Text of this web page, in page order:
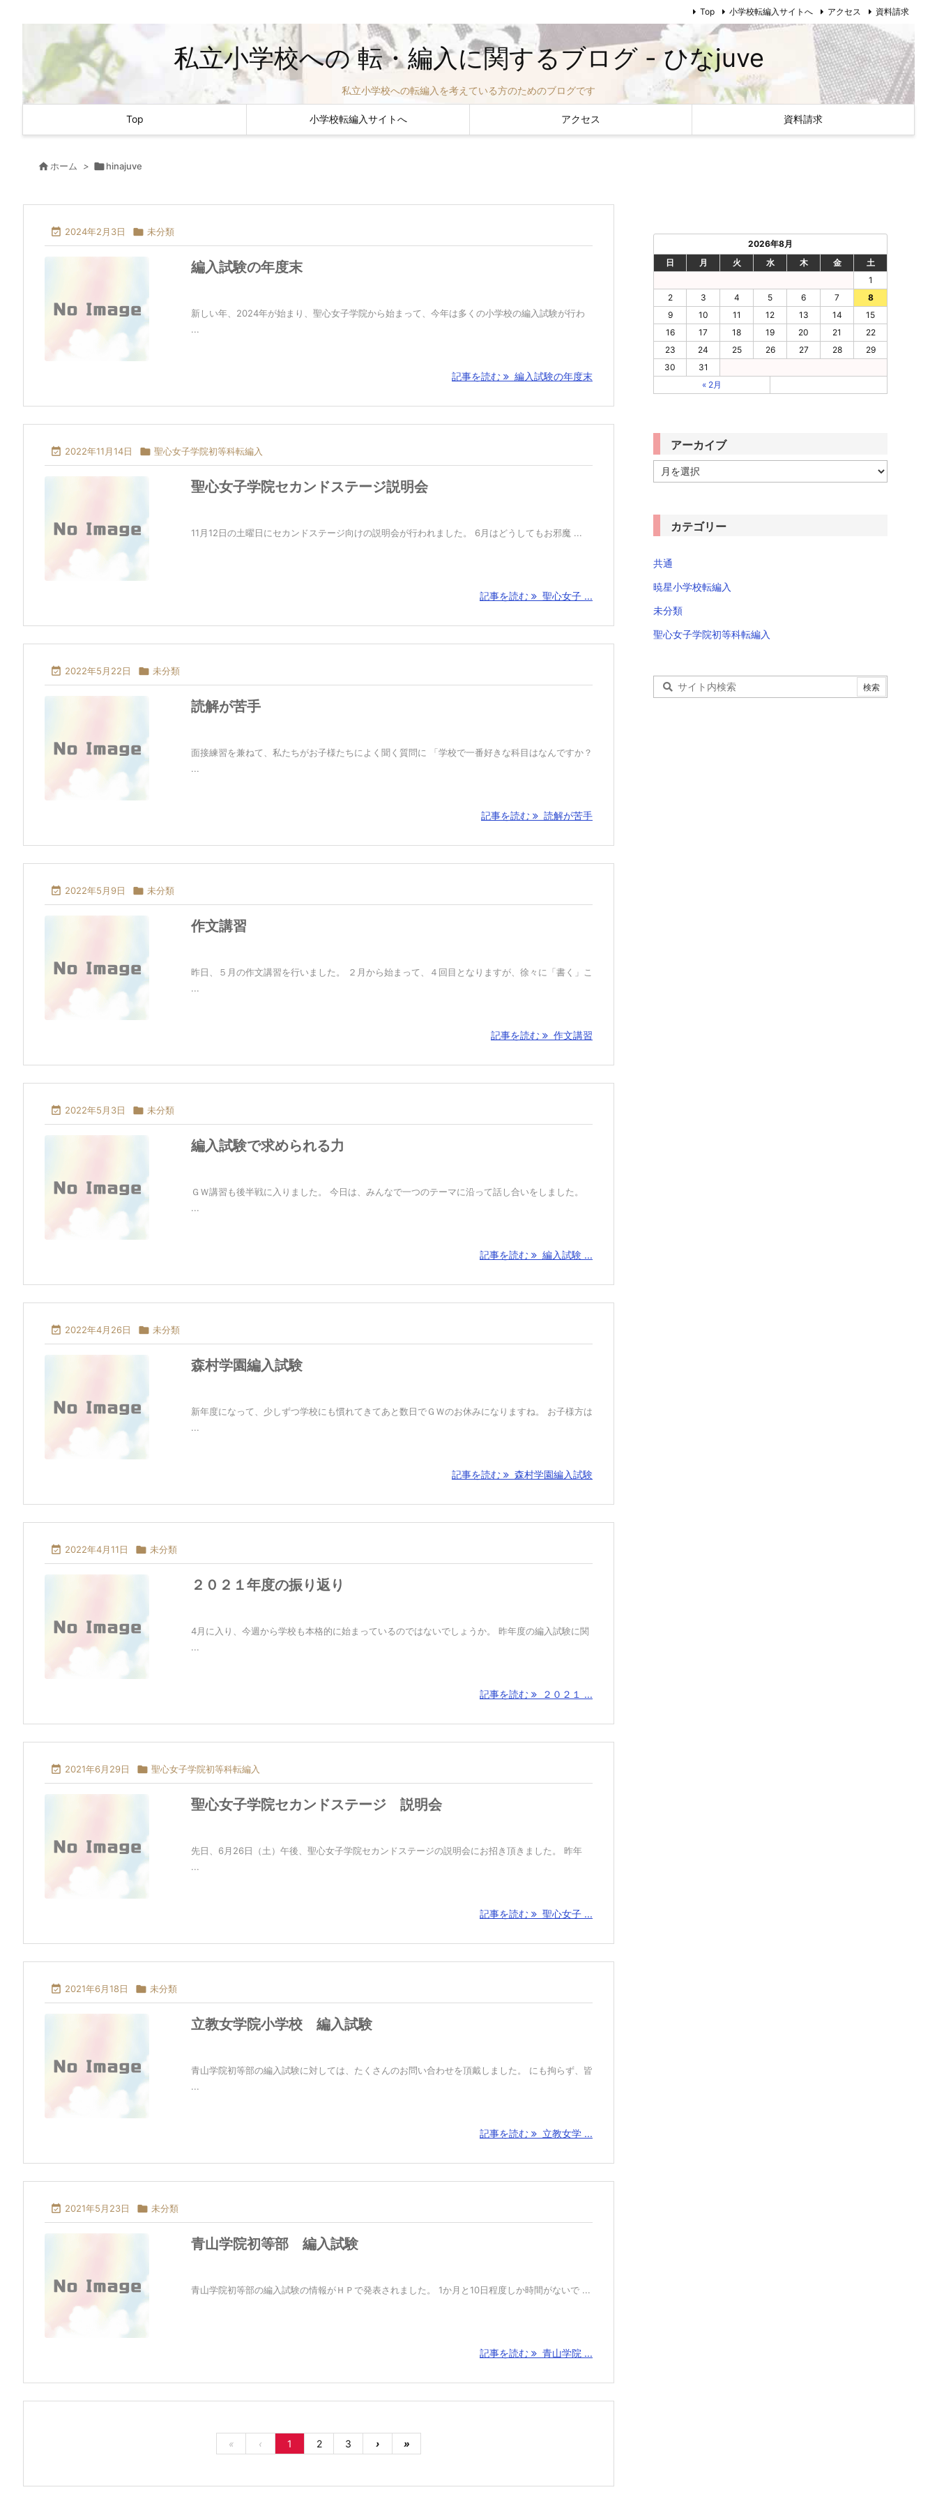
私立小学校への 転・編入に関するブログ - ひなjuve
私立小学校への転編入を考えている方のためのブログです
Top 小学校転編入サイトへ アクセス 資料請求
Top 小学校転編入サイトへ アクセス 資料請求
 ホーム > hinajuve
 2024年2月3日  未分類
編入試験の年度末
新しい年、2024年が始まり、聖心女子学院から始まって、今年は多くの小学校の編入試験が行わ
...
記事を読む 編入試験の年度末
 2022年11月14日  聖心女子学院初等科転編入
聖心女子学院セカンドステージ説明会
11月12日の土曜日にセカンドステージ向けの説明会が行われました。 6月はどうしてもお邪魔 ...
記事を読む 聖心女子 ...
 2022年5月22日  未分類
読解が苦手
面接練習を兼ねて、私たちがお子様たちによく聞く質問に 「学校で一番好きな科目はなんですか？
...
記事を読む 読解が苦手
 2022年5月9日  未分類
作文講習
昨日、５月の作文講習を行いました。 ２月から始まって、４回目となりますが、徐々に「書く」こ
...
記事を読む 作文講習
 2022年5月3日  未分類
編入試験で求められる力
ＧＷ講習も後半戦に入りました。 今日は、みんなで一つのテーマに沿って話し合いをしました。
...
記事を読む 編入試験 ...
 2022年4月26日  未分類
森村学園編入試験
新年度になって、少しずつ学校にも慣れてきてあと数日でＧＷのお休みになりますね。 お子様方は
...
記事を読む 森村学園編入試験
 2022年4月11日  未分類
２０２１年度の振り返り
4月に入り、今週から学校も本格的に始まっているのではないでしょうか。 昨年度の編入試験に関
...
記事を読む ２０２１ ...
 2021年6月29日  聖心女子学院初等科転編入
聖心女子学院セカンドステージ 説明会
先日、6月26日（土）午後、聖心女子学院セカンドステージの説明会にお招き頂きました。 昨年
...
記事を読む 聖心女子 ...
 2021年6月18日  未分類
立教女学院小学校 編入試験
青山学院初等部の編入試験に対しては、たくさんのお問い合わせを頂戴しました。 にも拘らず、皆
...
記事を読む 立教女学 ...
 2021年5月23日  未分類
青山学院初等部 編入試験
青山学院初等部の編入試験の情報がＨＰで発表されました。 1か月と10日程度しか時間がないで ...
記事を読む 青山学院 ...
« ‹ 1 2 3 › »
2026年8月
日
月 火 水 木 金
土
1
2
3 4 5 6 7
8
9
10 11 12 13 14
15
16
17 18 19 20 21
22
23
24 25 26 27 28
29
30
31
« 2月
アーカイブ
ー
カテゴリー
共通
暁星小学校転編入
未分類
聖心女子学院初等科転編入